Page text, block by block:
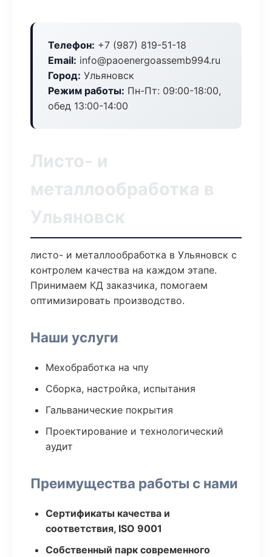
Телефон: +7 (987) 819-51-18
Email: info@paoenergoassemb994.ru
Город: Ульяновск
Режим работы: Пн-Пт: 09:00-18:00,
обед 13:00-14:00
Листо- и
металлообработка в
Ульяновск
листо- и металлообработка в Ульяновск с
контролем качества на каждом этапе.
Принимаем КД заказчика, помогаем
оптимизировать производство.
Наши услуги
Мехобработка на чпу
Сборка, настройка, испытания
Гальванические покрытия
Проектирование и технологический
аудит
Преимущества работы с нами
Сертификаты качества и
соответствия, ISO 9001
Собственный парк современного